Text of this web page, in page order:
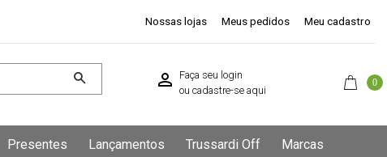
Nossas lojas Meus pedidos Meu cadastro
Faça seu login
ou cadastre-se aqui
0
Presentes Lançamentos Trussardi Off Marcas